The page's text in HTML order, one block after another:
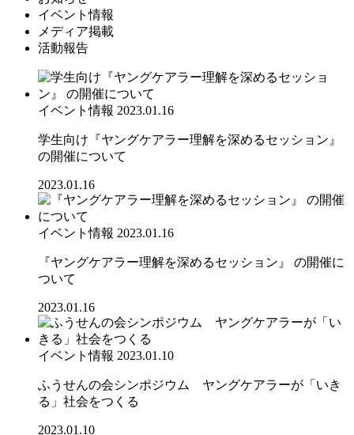
イベント情報
メディア掲載
活動報告
イベント情報 2023.01.16
学生向け『ヤングケアラー理解を深めるセッション』
の開催について
2023.01.16
イベント情報 2023.01.16
『ヤングケアラー理解を深めるセッション』 の開催に
ついて
2023.01.16
イベント情報 2023.01.10
ふうせんの会シンポジウム ヤングケアラーが「いき
る」社会をつくる
2023.01.10